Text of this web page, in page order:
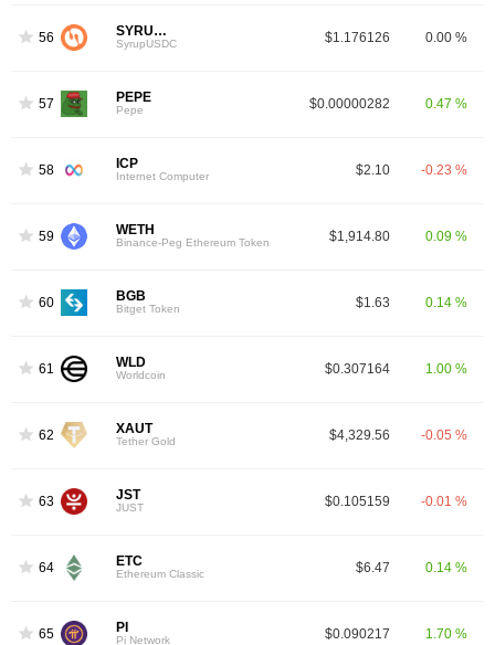
56 SYRUPUSDC
SyrupUSDC $1.176126 0.00 %
57 PEPE
Pepe $0.00000282 0.47 %
58 ICP
Internet Computer $2.10 -0.23 %
59 WETH
Binance-Peg Ethereum Token $1,914.80 0.09 %
60 BGB
Bitget Token $1.63 0.14 %
61 WLD
Worldcoin $0.307164 1.00 %
62 XAUT
Tether Gold $4,329.56 -0.05 %
63 JST
JUST $0.105159 -0.01 %
64 ETC
Ethereum Classic $6.47 0.14 %
65 PI
Pi Network $0.090217 1.70 %